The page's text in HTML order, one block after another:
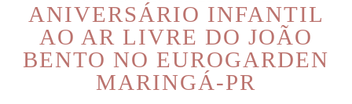
ANIVERSÁRIO INFANTIL
AO AR LIVRE DO JOÃO
BENTO NO EUROGARDEN
MARINGÁ-PR